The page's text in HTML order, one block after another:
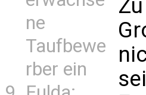
ne
Taufbewe
rber ein